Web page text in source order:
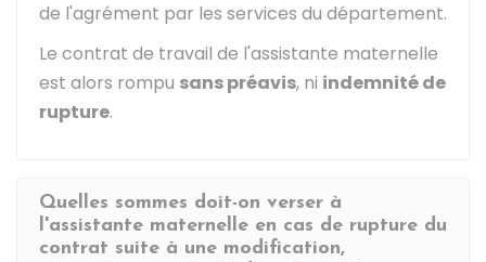
de l'agrément par les services du département.
Le contrat de travail de l'assistante maternelle
est alors rompu sans préavis, ni indemnité de
rupture.
Quelles sommes doit-on verser à
l'assistante maternelle en cas de rupture du
contrat suite à une modification,